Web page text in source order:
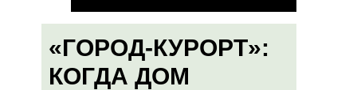
«ГОРОД-КУРОРТ»:
КОГДА ДОМ